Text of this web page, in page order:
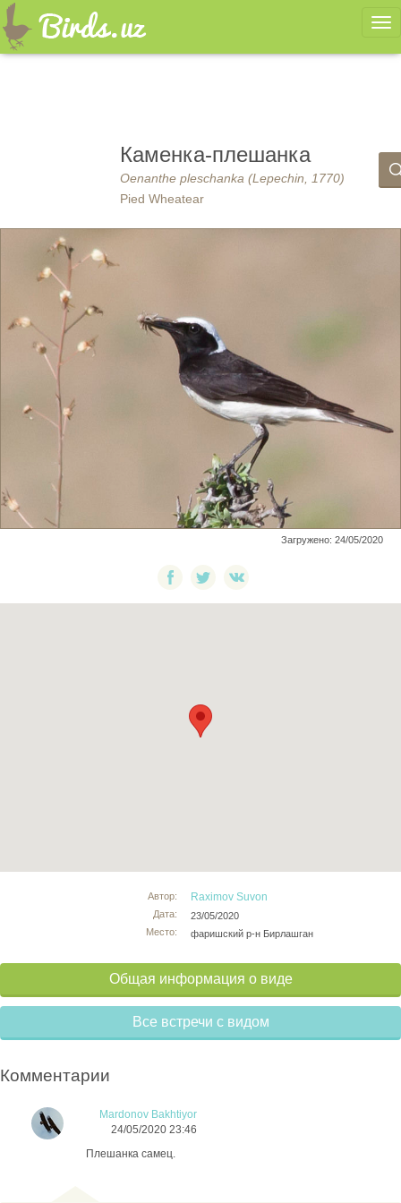
Каменка-плешанка
Oenanthe pleschanka (Lepechin, 1770)
Pied Wheatear
Загружено: 24/05/2020
Автор:
Дата:
Место:
Raximov Suvon
23/05/2020
фаришский р-н Бирлашган
Общая информация о виде
Все встречи с видом
Комментарии
Mardonov Bakhtiyor
24/05/2020 23:46
Плешанка самец.